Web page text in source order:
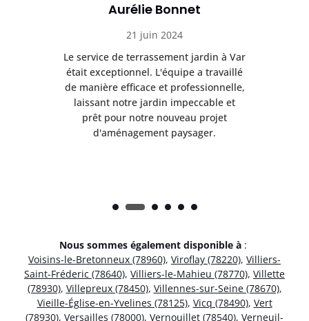
Aurélie Bonnet
21 juin 2024
Le service de terrassement jardin à Var
était exceptionnel. L'équipe a travaillé
de manière efficace et professionnelle,
laissant notre jardin impeccable et
prêt pour notre nouveau projet
d'aménagement paysager.
Nous sommes également disponible à :
Voisins-le-Bretonneux (78960), Viroflay (78220), Villiers-
Saint-Fréderic (78640), Villiers-le-Mahieu (78770), Villette
(78930), Villepreux (78450), Villennes-sur-Seine (78670),
Vieille-Église-en-Yvelines (78125), Vicq (78490), Vert
(78930), Versailles (78000), Vernouillet (78540), Verneuil-